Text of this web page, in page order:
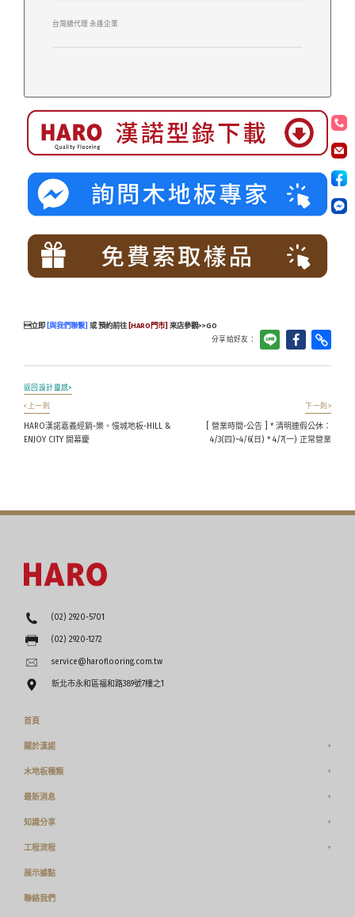
台灣總代理 永逢企業
立即 [與我們聯繫] 或 預約前往[HARO門市] 來店參觀>>GO
分享給好友：
返回設計靈感>
<上一則
HARO漢諾嘉義經銷-樂。慢城地板-HILL &
ENJOY CITY 開幕慶
下一則>
[ 營業時間-公告 ] * 清明連假公休：
4/3(四)~4/6(日) * 4/7(一) 正常營業
(02) 2920-5701
(02) 2920-1272
service@haroflooring.com.tw
新北市永和區福和路389號7樓之1
首頁
關於漢諾
木地板種類
最新消息
知識分享
工程流程
展示據點
聯絡我們